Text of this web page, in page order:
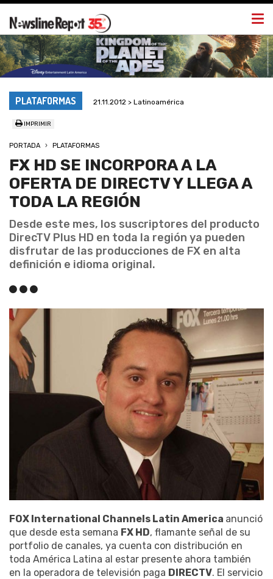
PLATAFORMAS 21.11.2012 > Latinoamérica
IMPRIMIR
PORTADA PLATAFORMAS
FX HD SE INCORPORA A LA
OFERTA DE DIRECTV Y LLEGA A
TODA LA REGIÓN
Desde este mes, los suscriptores del producto
DirecTV Plus HD en toda la región ya pueden
disfrutar de las producciones de FX en alta
definición e idioma original.
FOX International Channels Latin America anunció
que desde esta semana FX HD, flamante señal de su
portfolio de canales, ya cuenta con distribución en
toda América Latina al estar presente ahora también
en la operadora de televisión paga DIRECTV. El servicio